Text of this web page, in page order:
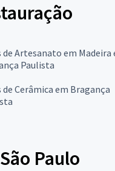
de Artesanato em Madeira
Paulista
de Cerâmica em Bragança
Paulo